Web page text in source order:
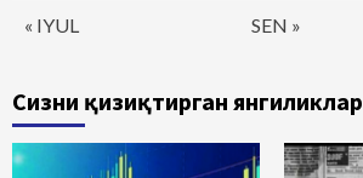
« IYUL SEN »
Сизни қизиқтирган янгиликлар